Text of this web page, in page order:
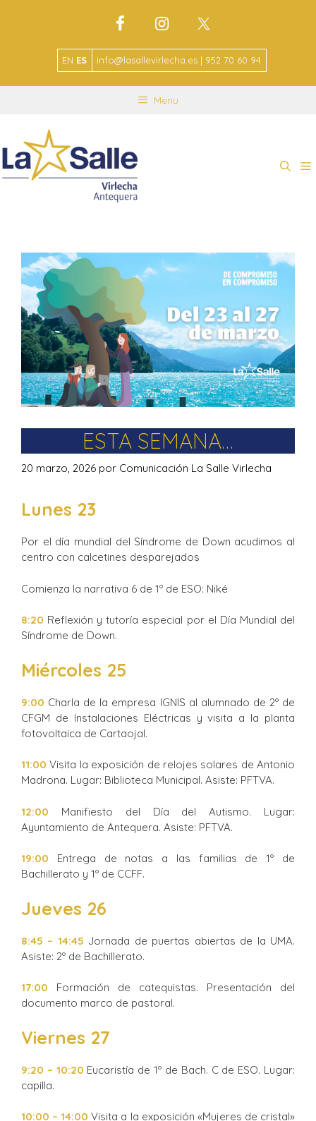
EN ES info@lasallevirlecha.es | 952 70 60 94
Menu
ESTA SEMANA…
20 marzo, 2026 por Comunicación La Salle Virlecha
Lunes 23
Por el día mundial del Síndrome de Down acudimos al
centro con calcetines desparejados
Comienza la narrativa 6 de 1º de ESO: Niké
8:20 Reflexión y tutoría especial por el Día Mundial del
Síndrome de Down.
Miércoles 25
9:00 Charla de la empresa IGNIS al alumnado de 2º de
CFGM de Instalaciones Eléctricas y visita a la planta
fotovoltaica de Cartaojal.
11:00 Visita la exposición de relojes solares de Antonio
Madrona. Lugar: Biblioteca Municipal. Asiste: PFTVA.
12:00 Manifiesto del Día del Autismo. Lugar:
Ayuntamiento de Antequera. Asiste: PFTVA.
19:00 Entrega de notas a las familias de 1º de
Bachillerato y 1º de CCFF.
Jueves 26
8:45 – 14:45 Jornada de puertas abiertas de la UMA.
Asiste: 2º de Bachillerato.
17:00 Formación de catequistas. Presentación del
documento marco de pastoral.
Viernes 27
9:20 – 10:20 Eucaristía de 1º de Bach. C de ESO. Lugar:
capilla.
10:00 – 14:00 Visita a la exposición «Mujeres de cristal»